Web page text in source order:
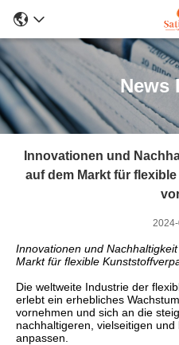
News
Innovationen und
auf dem Markt für
Innovationen und
Markt für flexible
Die weltweite Industrie der
erlebt ein erhebliches
vornehmen und sich an die
nachhaltigeren, vielseitigen
anpassen.